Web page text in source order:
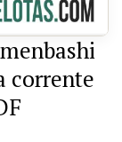
corrente